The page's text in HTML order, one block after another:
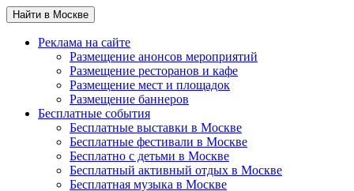
Найти в Москве
Реклама на сайте
Размещение анонсов мероприятий
Размещение ресторанов и кафе
Размещение мест и площадок
Размещение баннеров
Бесплатные события
Бесплатные выставки в Москве
Бесплатные фестивали в Москве
Бесплатно с детьми в Москве
Бесплатный активный отдых в Москве
Бесплатная музыка в Москве